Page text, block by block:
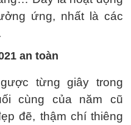
ứng, nhất là các
an toàn
từng giây trong
cùng của năm cũ
đẽ, thậm chí thiêng